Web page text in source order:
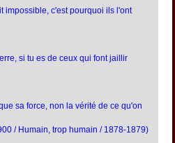
impossible, c'est pourquoi ils l'ont
si tu es de ceux qui font jaillir
sa force, non la vérité de ce qu'on
/ Humain, trop humain / 1878-1879)